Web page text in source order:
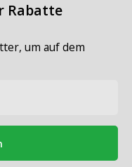
Rabatte
um auf dem